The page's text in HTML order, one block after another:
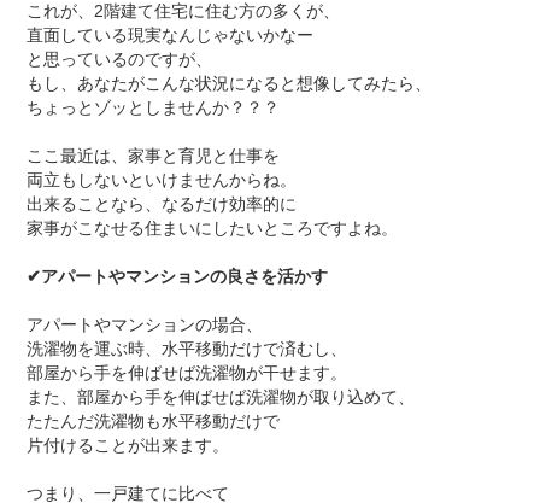
これが、2階建て住宅に住む方の多くが、
直面している現実なんじゃないかなー
と思っているのですが、
もし、あなたがこんな状況になると想像してみたら、
ちょっとゾッとしませんか？？？
ここ最近は、家事と育児と仕事を
両立もしないといけませんからね。
出来ることなら、なるだけ効率的に
家事がこなせる住まいにしたいところですよね。
✔アパートやマンションの良さを活かす
アパートやマンションの場合、
洗濯物を運ぶ時、水平移動だけで済むし、
部屋から手を伸ばせば洗濯物が干せます。
また、部屋から手を伸ばせば洗濯物が取り込めて、
たたんだ洗濯物も水平移動だけで
片付けることが出来ます。
つまり、一戸建てに比べて